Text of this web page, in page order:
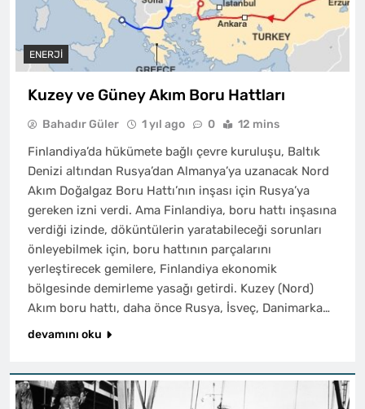
ENERJI
Kuzey ve Güney Akım Boru Hattları
Bahadır Güler 1 yıl ago 0 12 mins
Finlandiya’da hükümete bağlı çevre kuruluşu, Baltık
Denizi altından Rusya’dan Almanya’ya uzanacak Nord
Akım Doğalgaz Boru Hattı’nın inşası için Rusya’ya
gereken izni verdi. Ama Finlandiya, boru hattı inşasına
verdiği izinde, döküntülerin yaratabileceği sorunları
önleyebilmek için, boru hattının parçalarını
yerleştirecek gemilere, Finlandiya ekonomik
bölgesinde demirleme yasağı getirdi. Kuzey (Nord)
Akım boru hattı, daha önce Rusya, İsveç, Danimarka…
devamını oku